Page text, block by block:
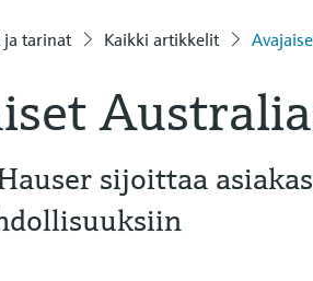
ja tarinat Kaikki artikkelit
sijoittaa